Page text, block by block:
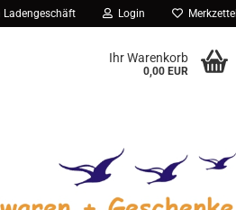
Ladengeschäft Login Merkzettel
Ihr Warenkorb
0,00 EUR